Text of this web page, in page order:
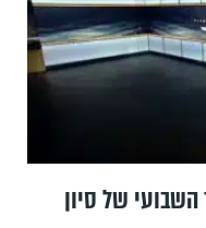
של סיון